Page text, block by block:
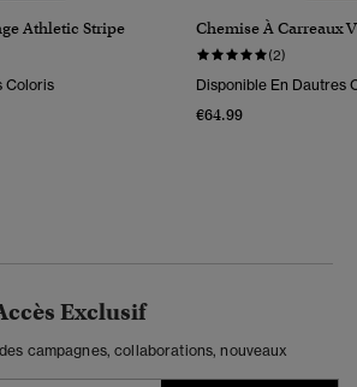
Athletic Stripe
Coloris
Chemise À Carreaux
(2)
Disponible En Dautres
€64.99
Exclusif
campagnes, collaborations, nouveaux